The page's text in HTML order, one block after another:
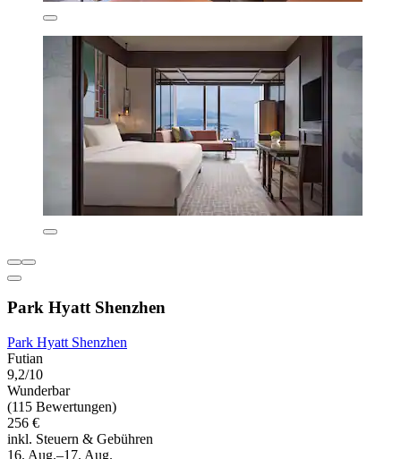
Park Hyatt Shenzhen
Park Hyatt Shenzhen
Futian
9,2/10
Wunderbar
(115 Bewertungen)
256 €
inkl. Steuern & Gebühren
16. Aug.–17. Aug.